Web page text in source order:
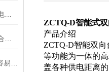
ZCTQ-D智能式
产品介绍
ZCTQ-D智能双
等功能为一体的
盖各种供电距离